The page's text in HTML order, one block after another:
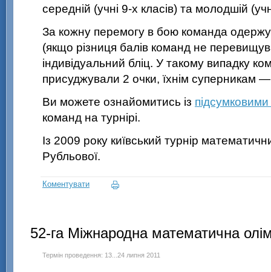
середній (учні 9-х класів) та молодшій
За кожну перемогу в бою команда
(якщо різниця балів команд не
індивідуальний бліц. У такому випадку
присуджували 2 очки, їхнім суперникам
Ви можете ознайомитись із
команд на турнірі.
Із 2009 року київський турнір
Рубльової.
Коментувати
52-га Міжнародна математична
Термін проведення: 13...24 липня 2011